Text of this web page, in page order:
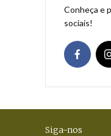
Conheça e
sociais!
Siga-nos